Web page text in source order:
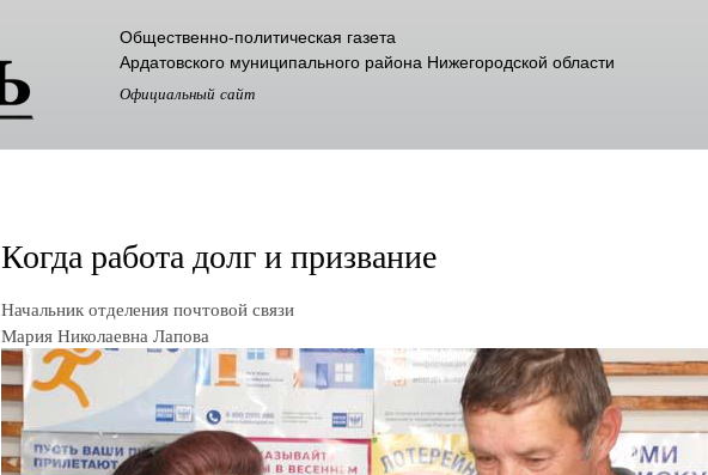
основному
содержанию
Общественно-политическая газета
Ардатовского муниципального района Нижегородской области
Официальный сайт
Когда работа долг и призвание
Начальник отделения почтовой связи
Мария Николаевна Лапова